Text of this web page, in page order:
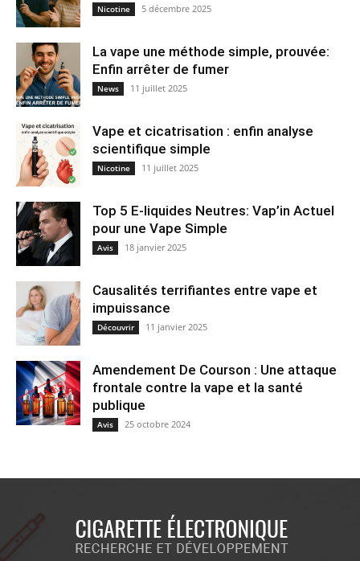
Nicotine 5 décembre 2025
La vape une méthode simple, prouvée:
Enfin arrêter de fumer
News 11 juillet 2025
Vape et cicatrisation : enfin analyse
scientifique simple
Nicotine 11 juillet 2025
Top 5 E-liquides Neutres: Vap’in Actuel
pour une Vape Simple
Avis 18 janvier 2025
Causalités terrifiantes entre vape et
impuissance
Découvrir 11 janvier 2025
Amendement De Courson : Une attaque
frontale contre la vape et la santé
publique
Avis 25 octobre 2024